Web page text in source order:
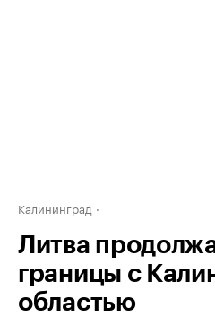
Калининград
Литва
границы с
областью